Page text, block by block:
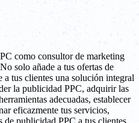
como consultor de marketing
solo añade a tus ofertas de
tus clientes una solución integral
la publicidad PPC, adquirir las
adecuadas, establecer
eficazmente tus servicios,
publicidad PPC a tus clientes.